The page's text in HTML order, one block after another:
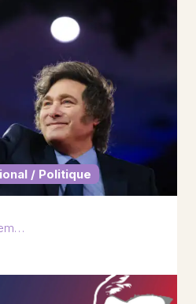
/ Politique